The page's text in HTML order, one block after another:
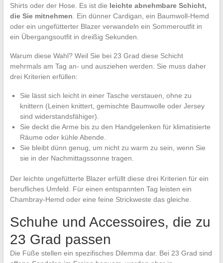
Shirts oder der Hose. Es ist die leichte abnehmbare Schicht,
die Sie mitnehmen. Ein dünner Cardigan, ein Baumwoll-Hemd
oder ein ungefütterter Blazer verwandeln ein Sommeroutfit in
ein Übergangsoutfit in dreißig Sekunden.
Warum diese Wahl? Weil Sie bei 23 Grad diese Schicht
mehrmals am Tag an- und ausziehen werden. Sie muss daher
drei Kriterien erfüllen:
Sie lässt sich leicht in einer Tasche verstauen, ohne zu
knittern (Leinen knittert, gemischte Baumwolle oder Jersey
sind widerstandsfähiger).
Sie deckt die Arme bis zu den Handgelenken für klimatisierte
Räume oder kühle Abende.
Sie bleibt dünn genug, um nicht zu warm zu sein, wenn Sie
sie in der Nachmittagssonne tragen.
Der leichte ungefütterte Blazer erfüllt diese drei Kriterien für ein
berufliches Umfeld. Für einen entspannten Tag leisten ein
Chambray-Hemd oder eine feine Strickweste das gleiche.
Schuhe und Accessoires, die zu
23 Grad passen
Die Füße stellen ein spezifisches Dilemma dar. Bei 23 Grad sind